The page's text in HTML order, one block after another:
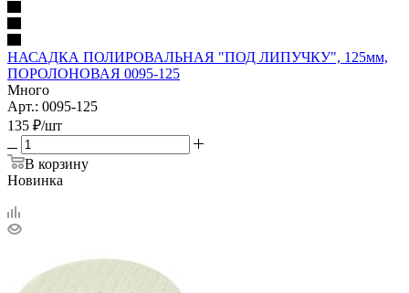
НАСАДКА ПОЛИРОВАЛЬНАЯ "ПОД ЛИПУЧКУ", 125мм,
ПОРОЛОНОВАЯ 0095-125
Много
Арт.: 0095-125
135 ₽/шт
В корзину
Новинка